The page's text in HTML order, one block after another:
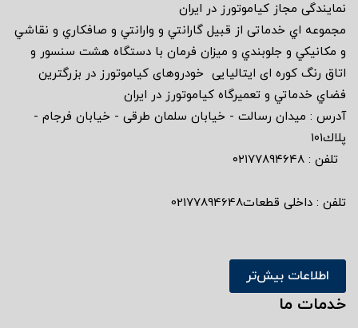
نمايندگى مجاز كياموتورز در ايران
مجموعه اي خدماتى از قبيل گارانتي و وارانتي و صافكاري و نقاشي
و مكانيكي و جلوبندي و ميزان فرمان با دستگاه هشت سنسور و
اتاق رنگ كوره اى ايتاليايى خودروهاى كياموتورز در بزرگترين
فضاي خدماتي و تعميرگاه كياموتورز در ايران
آدرس : ميدان رسالت - خيابان سلمان طرقى - خيابان فرجام -
پلاك١٠١
تلفن : ٠٢١٧٧٨٩٤٦٤٨
تلفن : داخلی قطعات02177894648
اطلاعات بیش‌تر
خدمات ما